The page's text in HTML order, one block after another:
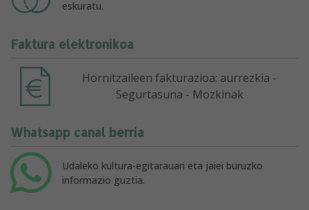
eskuratu.
Faktura elektronikoa
Hornitzaileen fakturazioa: aurrezkia -
Segurtasuna - Mozkinak
Whatsapp canal berria
Udaleko kultura-egitarauari eta jaiei buruzko
informazio guztia.